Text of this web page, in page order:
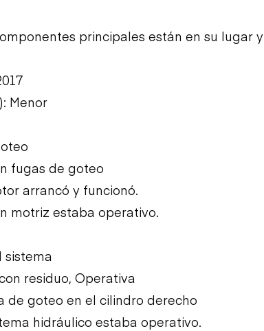
principales están en su lugar y
Menor
fugas de goteo
arrancó y funcionó.
motriz estaba operativo.
sistema
residuo, Operativa
de goteo en el cilindro derecho
hidráulico estaba operativo.